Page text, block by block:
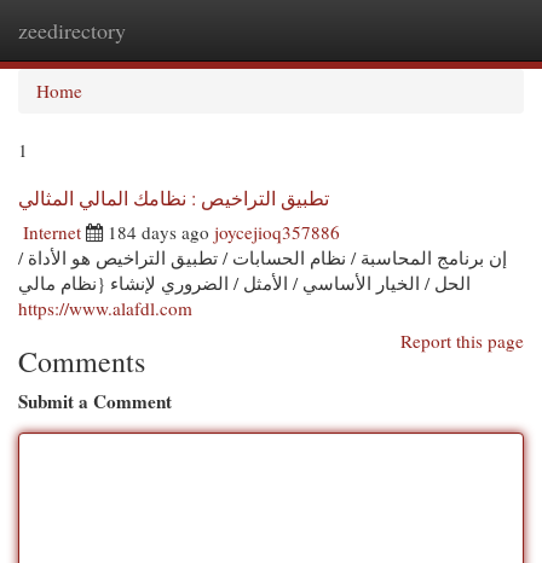
zeedirectory
Home
1
تطبيق التراخيص : نظامك المالي المثالي
Internet 184 days ago joycejioq357886
إن برنامج المحاسبة / نظام الحسابات / تطبيق التراخيص هو الأداة /
الحل / الخيار الأساسي / الأمثل / الضروري لإنشاء {نظام مالي
https://www.alafdl.com
Report this page
Comments
Submit a Comment